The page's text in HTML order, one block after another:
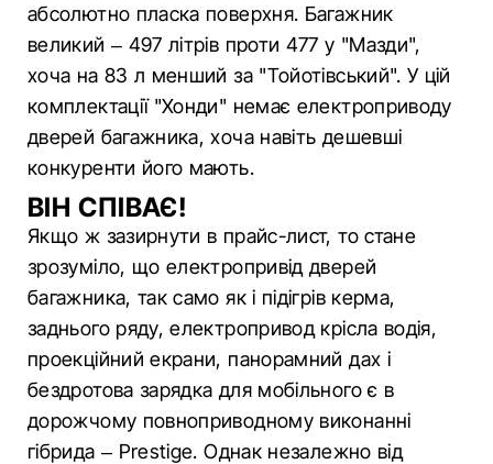
абсолютно пласка поверхня. Багажник
великий – 497 літрів проти 477 у "Мазди",
хоча на 83 л менший за "Тойотівський". У цій
комплектації "Хонди" немає електроприводу
дверей багажника, хоча навіть дешевші
конкуренти його мають.
ВІН СПІВАЄ!
Якщо ж зазирнути в прайс-лист, то стане
зрозуміло, що електропривід дверей
багажника, так само як і підігрів керма,
заднього ряду, електропривод крісла водія,
проекційний екрани, панорамний дах і
бездротова зарядка для мобільного є в
дорожчому повноприводному виконанні
гібрида – Prestige. Однак незалежно від